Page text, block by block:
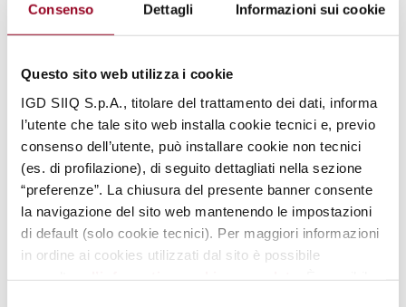
Consenso Dettagli Informazioni sui cookie
Questo sito web utilizza i cookie
IGD SIIQ S.p.A., titolare del trattamento dei dati, informa
l’utente che tale sito web installa cookie tecnici e, previo
consenso dell’utente, può installare cookie non tecnici
(es. di profilazione), di seguito dettagliati nella sezione
“preferenze”. La chiusura del presente banner consente
la navigazione del sito web mantenendo le impostazioni
di default (solo cookie tecnici). Per maggiori informazioni
in ordine ai cookies utilizzati dal sito è possibile
22 LUGLIO – English time con la maestra Monia
27 LUGLIO– “Finché la barca va…”: utilizziamo le forme
28 LUGLIO– Educazione al movimento con la
maestra Monia
29 LUGLIO – English time con la maestra Monia
Condividi